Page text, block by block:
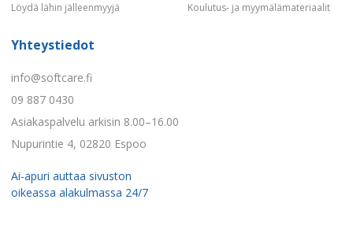
Löydä lähin jälleenmyyjä
Koulutus- ja myymälämateriaalit
Yhteystiedot
info@softcare.fi
09 887 0430
Asiakaspalvelu arkisin 8.00–16.00
Nupurintie 4, 02820 Espoo
Ai-apuri auttaa sivuston
oikeassa alakulmassa 24/7